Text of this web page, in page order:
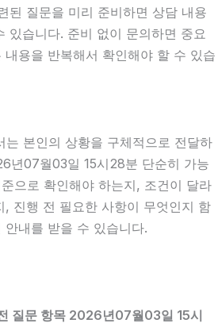
된 질문을 미리 준비하면 상담 내용
있습니다. 준비 없이 문의하면 중요
용을 반복해서 확인해야 할 수 있습
는 본인의 상황을 구체적으로 전달하
년07월03일 15시28분 단순히 가능
으로 확인해야 하는지, 조건이 달라
, 진행 전 필요한 사항이 무엇인지 함
내를 받을 수 있습니다.
질문 항목 2026년07월03일 15시